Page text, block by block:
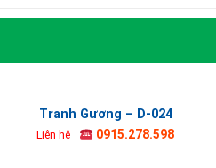
Tranh Gương – D-024
Liên hệ 0915.278.598